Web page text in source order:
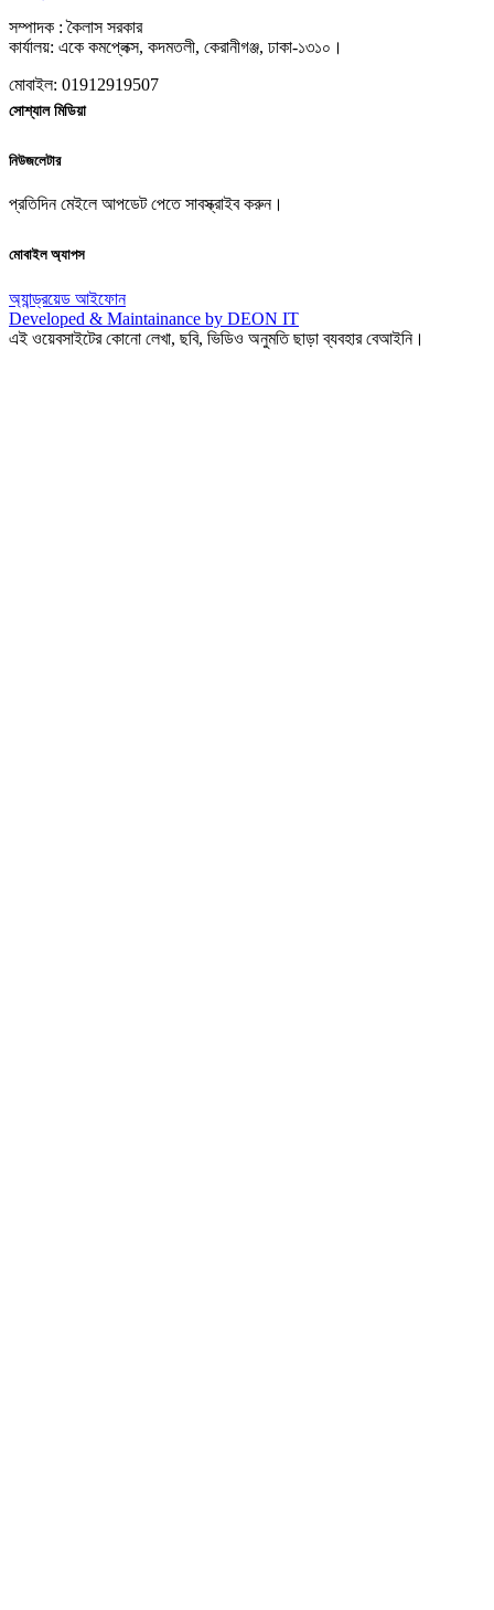
সম্পাদক : কৈলাস সরকার
কার্যালয়: একে কমপ্লেক্স, কদমতলী, কেরানীগঞ্জ, ঢাকা-১৩১০।
মোবাইল: 01912919507
সোশ্যাল মিডিয়া
নিউজলেটার
প্রতিদিন মেইলে আপডেট পেতে সাবস্ক্রাইব করুন।
মোবাইল অ্যাপস
অ্যান্ড্রয়েড আইফোন
Developed & Maintainance by DEON IT
এই ওয়েবসাইটের কোনো লেখা, ছবি, ভিডিও অনুমতি ছাড়া ব্যবহার বেআইনি।